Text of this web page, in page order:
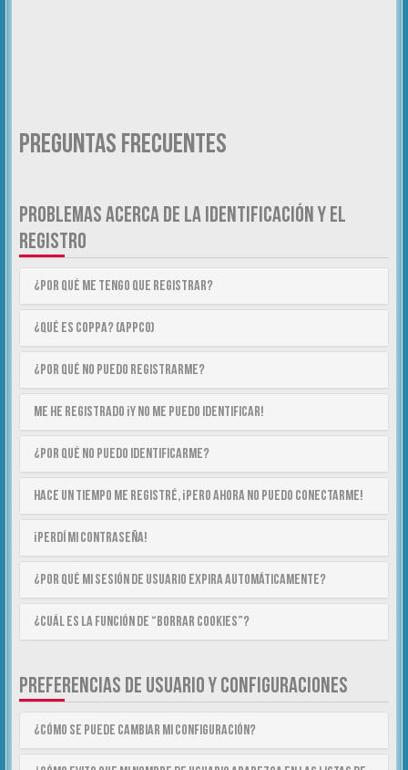
Preguntas Frecuentes
PROBLEMAS ACERCA DE LA IDENTIFICACIÓN Y EL
REGISTRO
¿Por qué me tengo que registrar?
¿Qué es COPPA? (APPCO)
¿Por qué no puedo registrarme?
Me he registrado ¡y no me puedo identificar!
¿Por qué no puedo identificarme?
Hace un tiempo me registré, ¡pero ahora no puedo conectarme!
¡Perdí mi contraseña!
¿Por qué mi sesión de usuario expira automáticamente?
¿Cuál es la función de “Borrar cookies”?
PREFERENCIAS DE USUARIO Y CONFIGURACIONES
¿Cómo se puede cambiar mi configuración?